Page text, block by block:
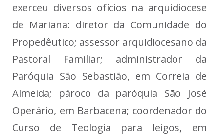
exerceu diversos ofícios na arquidiocese
de Mariana: diretor da Comunidade do
Propedêutico; assessor arquidiocesano da
Pastoral Familiar; administrador da
Paróquia São Sebastião, em Correia de
Almeida; pároco da paróquia São José
Operário, em Barbacena; coordenador do
Curso de Teologia para leigos, em